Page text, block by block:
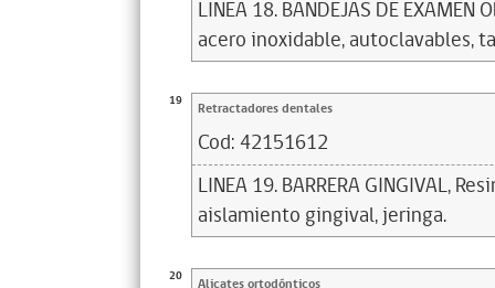
LINEA 18. BANDEJAS DE EXAMEN
acero inoxidable, autoclavables,
19 Retractadores dentales
Cod: 42151612
LINEA 19. BARRERA GINGIVAL,
aislamiento gingival, jeringa.
20 Alicates ortodónticos